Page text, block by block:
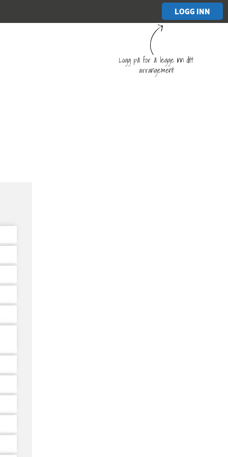
LOGG INN
Logg på for å legge inn ditt
arrangement